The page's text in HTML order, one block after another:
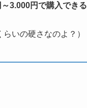
3.000円で購入できる
いの硬さなのよ？）